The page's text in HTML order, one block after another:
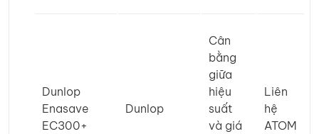
Dunlop
Enasave
EC300+
Dunlop
Cân
bằng
giữa
hiệu
suất
và giá
Liên
hệ
ATOM